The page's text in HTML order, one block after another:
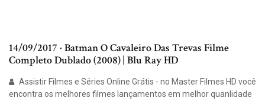
14/09/2017 · Batman O Cavaleiro Das Trevas Filme
Completo Dublado (2008) | Blu Ray HD
Assistir Filmes e Séries Online Grátis - no Master Filmes HD você
encontra os melhores filmes lançamentos em melhor quanlidade